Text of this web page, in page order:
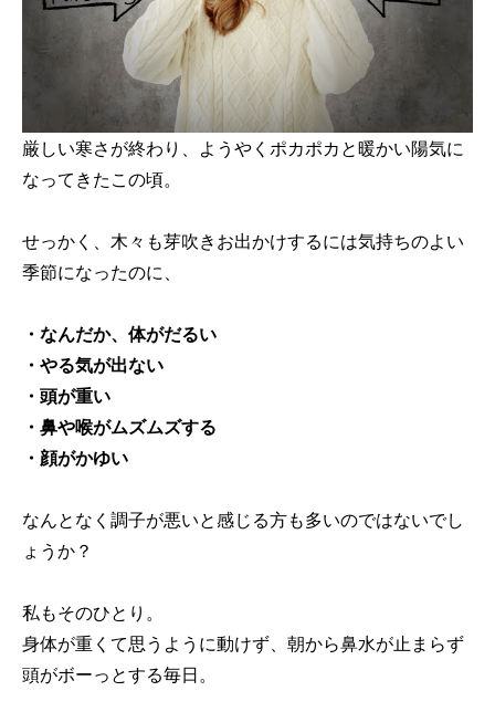
厳しい寒さが終わり、ようやくポカポカと暖かい陽気に
なってきたこの頃。
せっかく、木々も芽吹きお出かけするには気持ちのよい
季節になったのに、
・なんだか、体がだるい
・やる気が出ない
・頭が重い
・鼻や喉がムズムズする
・顔がかゆい
なんとなく調子が悪いと感じる方も多いのではないでし
ょうか？
私もそのひとり。
身体が重くて思うように動けず、朝から鼻水が止まらず
頭がボーっとする毎日。